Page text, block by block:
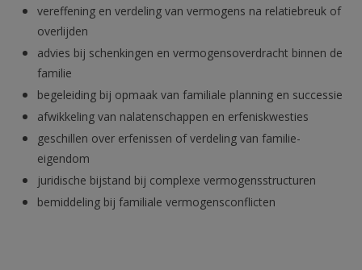
vereffening en verdeling van vermogens na relatiebreuk of
overlijden
advies bij schenkingen en vermogensoverdracht binnen de
familie
begeleiding bij opmaak van familiale planning en successie
afwikkeling van nalatenschappen en erfeniskwesties
geschillen over erfenissen of verdeling van familie-
eigendom
juridische bijstand bij complexe vermogensstructuren
bemiddeling bij familiale vermogensconflicten